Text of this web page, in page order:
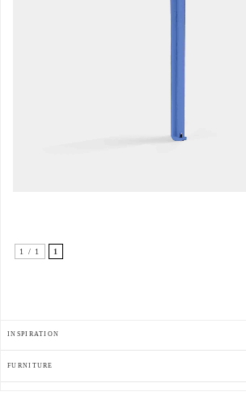
1 / 1 1
INSPIRATION
FURNITURE